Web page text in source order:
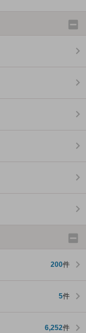
200件
5件
6,252件